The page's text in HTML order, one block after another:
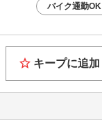
バイク通勤OK
キープに追加